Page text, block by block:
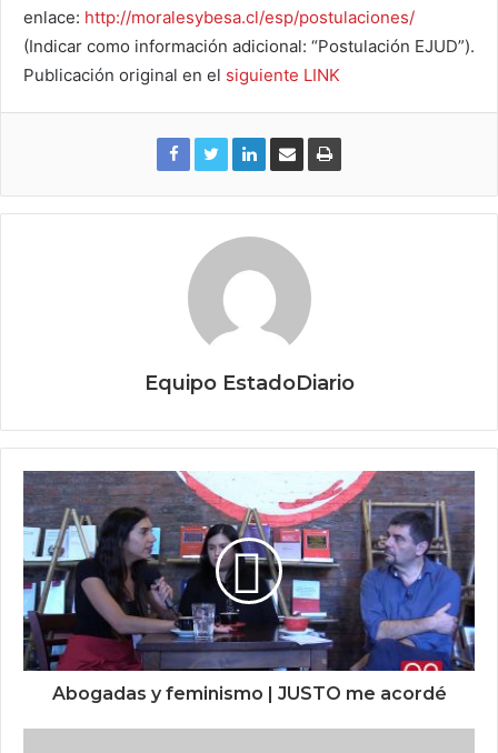
enlace: http://moralesybesa.cl/esp/postulaciones/
(Indicar como información adicional: “Postulación EJUD”).
Publicación original en el siguiente LINK
Equipo EstadoDiario
Abogadas y feminismo | JUSTO me acordé